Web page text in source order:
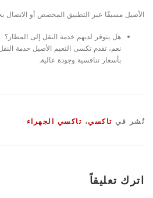
الأصيل مسبقًا عبر التطبيق المخصص أو الاتصال
هل يتوفر لديهم خدمة النقل إلى المطار؟
نعم، تقدم تكسى النعيم الأصيل خدمة
بأسعار تنافسية وجودة عالية.
نُشر في تاكسي، تاكسي الجهراء
اترك تعليقاً